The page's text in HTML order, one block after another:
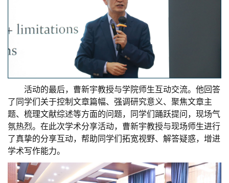
活动的最后，曹新宇教授与学院师生互动交流。他回答
了同学们关于控制 文章篇幅、 强调研究意义、 聚焦文章主
题、 梳理文献综述等方面的问题，同学们踊跃提问 ， 现场气
氛热烈。在此次学术分享活动，曹新宇教授与现场师生进行
了真挚的分享互动，帮助同学们拓宽视野、解答疑惑，增进
学术写作能力。